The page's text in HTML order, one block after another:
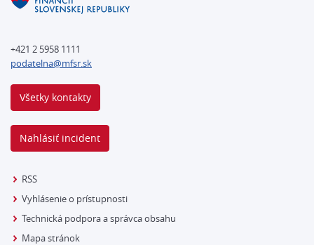
+421 2 5958 1111
podatelna@mfsr.sk
Všetky kontakty
Nahlásiť incident
RSS
Vyhlásenie o prístupnosti
Technická podpora a správca obsahu
Mapa stránok